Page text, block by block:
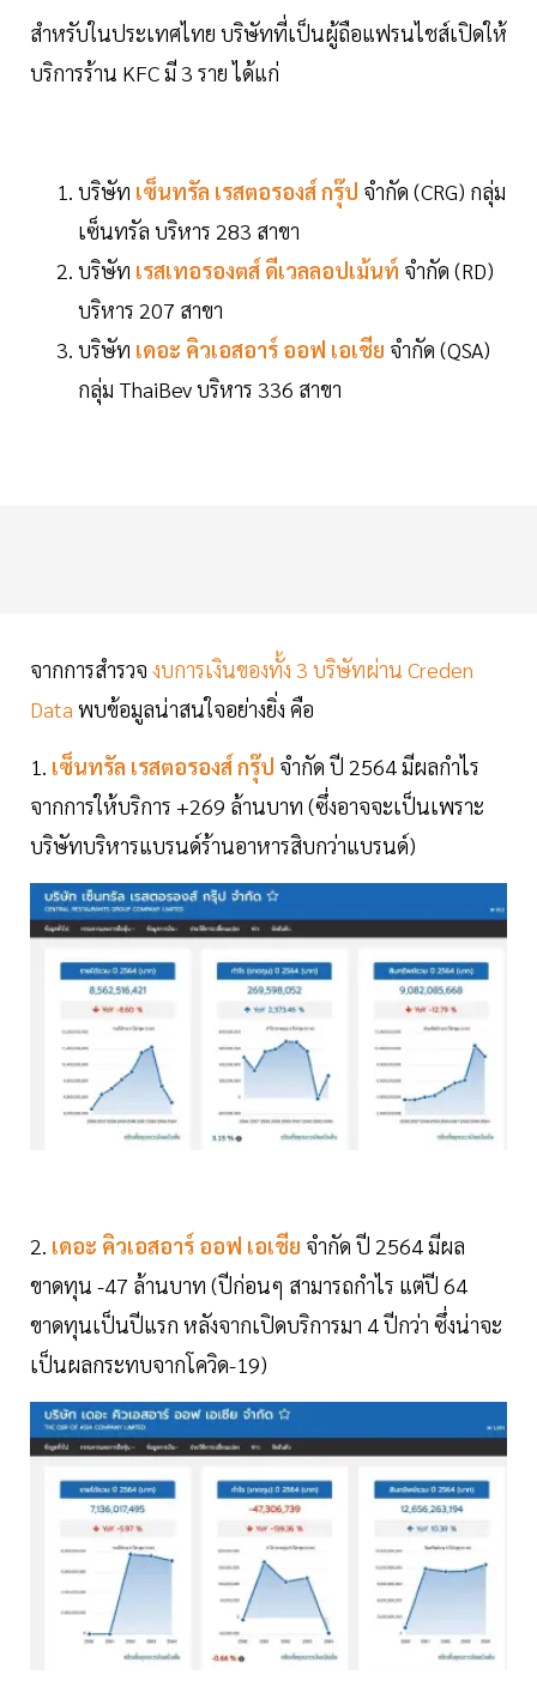
สำหรับในประเทศไทย บริษัทที่เป็นผู้ถือแฟรนไชส์เปิดให้
บริการร้าน KFC มี 3 ราย ได้แก่
บริษัท เซ็นทรัล เรสตอรองส์ กรุ๊ป จำกัด (CRG) กลุ่ม
เซ็นทรัล บริหาร 283 สาขา
บริษัท เรสเทอรองตส์ ดีเวลลอปเม้นท์ จำกัด (RD)
บริหาร 207 สาขา
บริษัท เดอะ คิวเอสอาร์ ออฟ เอเชีย จำกัด (QSA)
กลุ่ม ThaiBev บริหาร 336 สาขา
จากการสำรวจ งบการเงินของทั้ง 3 บริษัทผ่าน Creden
Data พบข้อมูลน่าสนใจอย่างยิ่ง คือ
1. เซ็นทรัล เรสตอรองส์ กรุ๊ป จำกัด ปี 2564 มีผลกำไร
จากการให้บริการ +269 ล้านบาท (ซึ่งอาจจะเป็นเพราะ
บริษัทบริหารแบรนด์ร้านอาหารสิบกว่าแบรนด์)
2. เดอะ คิวเอสอาร์ ออฟ เอเชีย จำกัด ปี 2564 มีผล
ขาดทุน -47 ล้านบาท (ปีก่อนๆ สามารถกำไร แต่ปี 64
ขาดทุนเป็นปีแรก หลังจากเปิดบริการมา 4 ปีกว่า ซึ่งน่าจะ
เป็นผลกระทบจากโควิด-19)